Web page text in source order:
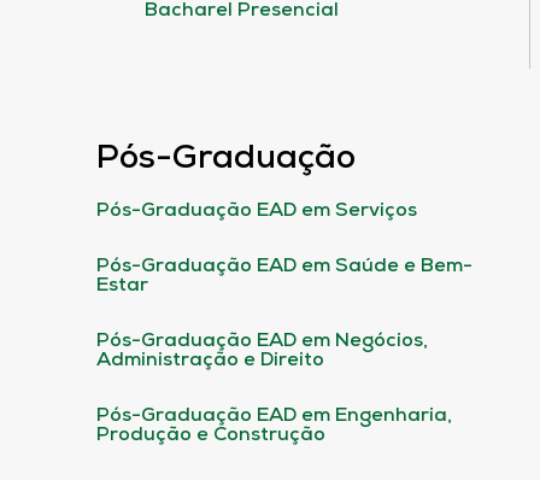
Bacharel Presencial
Pós-Graduação
Pós-Graduação EAD em Serviços
Pós-Graduação EAD em Saúde e Bem-
Estar
Pós-Graduação EAD em Negócios,
Administração e Direito
Pós-Graduação EAD em Engenharia,
Produção e Construção